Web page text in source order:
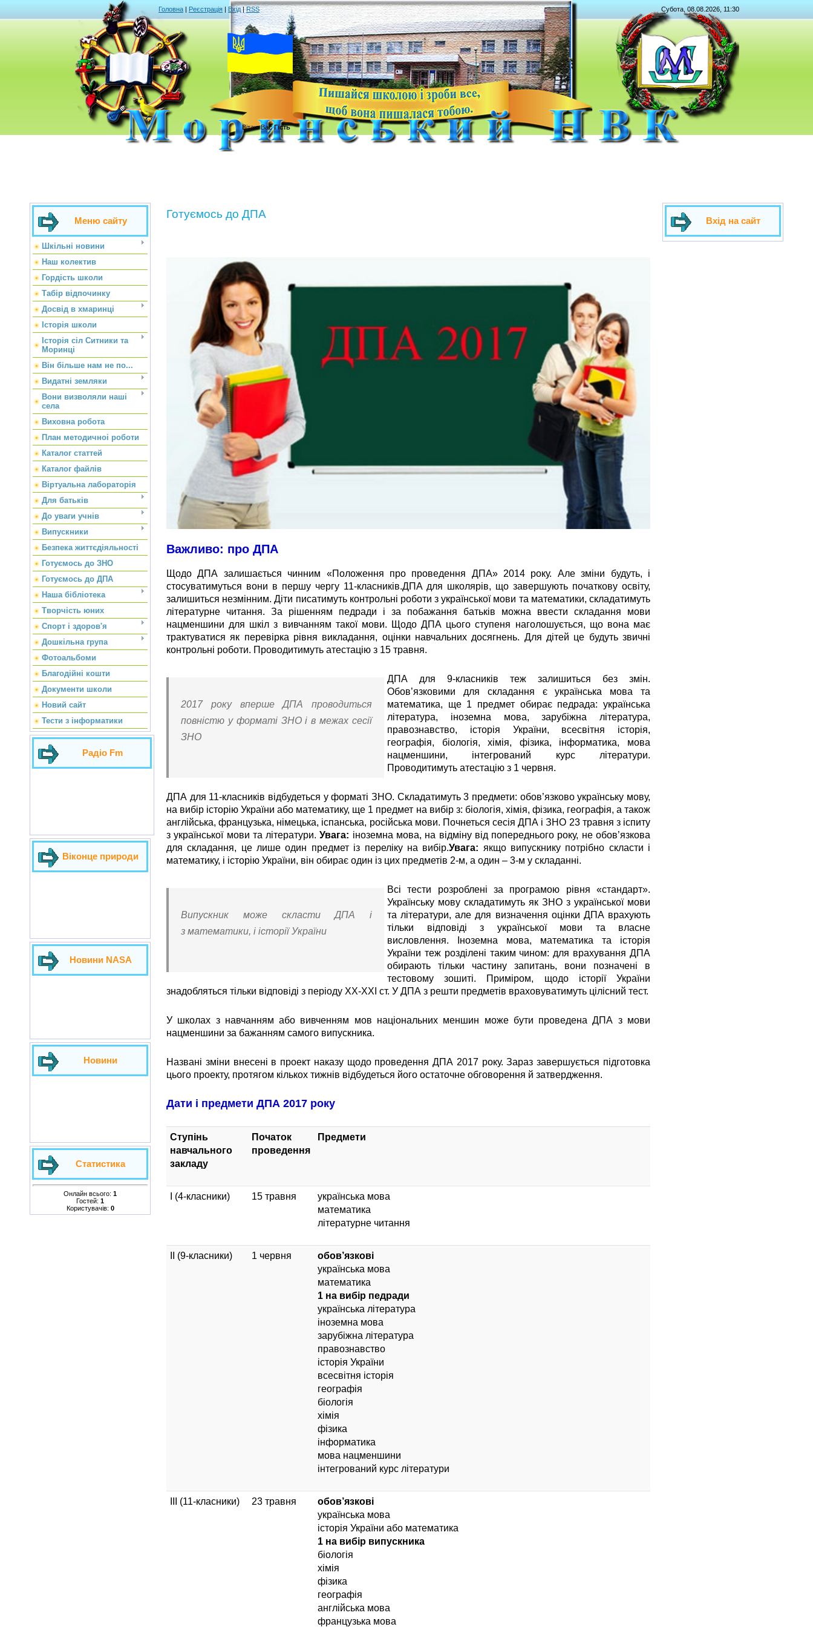
Головна | Реєстрація | Вхід| RSS Субота, 08.08.2026, 11:30
Вітаю Вас Гість
Меню сайту
Шкільні новини
Наш колектив
Гордість школи
Табір відпочинку
Досвід в хмаринці
Історія школи
Історія сіл Ситники та
Моринці
Він більше нам не по...
Видатні земляки
Вони визволяли наші
села
Виховна робота
План методичноі роботи
Каталог статтей
Каталог файлів
Віртуальна лабораторія
Для батьків
До уваги учнів
Випускники
Безпека життєдіяльності
Готуємось до ЗНО
Готуємось до ДПА
Наша бібліотека
Творчість юних
Спорт і здоров'я
Дошкільна група
Фотоальбоми
Благодійні кошти
Документи школи
Новий сайт
Тести з інформатики
Радіо Fm
Віконце природи
Новини NASA
Новини
Статистика
Онлайн всього: 1
Гостей: 1
Користувачів: 0
Готуємось до ДПА
Важливо: про ДПА
Щодо ДПА залишається чинним «Положення про проведення ДПА» 2014 року. Але зміни будуть, і
стосуватимуться вони в першу чергу 11-класників.ДПА для школярів, що завершують початкову освіту,
залишиться незмінним. Діти писатимуть контрольні роботи з української мови та математики, складатимуть
літературне читання. За рішенням педради і за побажання батьків можна ввести складання мови
нацменшини для шкіл з вивчанням такої мови. Щодо ДПА цього ступеня наголошується, що вона має
трактуватися як перевірка рівня викладання, оцінки навчальних досягнень. Для дітей це будуть звичні
контрольні роботи. Проводитимуть атестацію з 15 травня.
2017 року вперше ДПА проводиться
повністю у форматі ЗНО і в межах сесії
ЗНО
ДПА для 9-класників теж залишиться без змін.
Обов’язковими для складання є українська мова та
математика, ще 1 предмет обирає педрада: українська
література, іноземна мова, зарубіжна література,
правознавство, історія України, всесвітня історія,
географія, біологія, хімія, фізика, інформатика, мова
нацменшини, інтегрований курс літератури.
Проводитимуть атестацію з 1 червня.
ДПА для 11-класників відбудеться у форматі ЗНО. Складатимуть 3 предмети: обов’язково українську мову,
на вибір історію України або математику, ще 1 предмет на вибір з: біологія, хімія, фізика, географія, а також
англійська, французька, німецька, іспанська, російська мови. Почнеться сесія ДПА і ЗНО 23 травня з іспиту
з української мови та літератури.Увага: іноземна мова, на відміну від попереднього року, не обов’язкова
для складання, це лише один предмет із переліку на вибір.Увага: якщо випускнику потрібно скласти і
математику, і історію України, він обирає один із цих предметів 2­‑м, а один – 3‑м у складанні.
Випускник може скласти ДПА і
з математики, і історії України
Всі тести розроблені за програмою рівня «стандарт».
Українську мову складатимуть як ЗНО з української мови
та літератури, але для визначення оцінки ДПА врахують
тільки відповіді з української мови та власне
висловлення. Іноземна мова, математика та історія
України теж розділені таким чином: для врахування ДПА
обирають тільки частину запитань, вони позначені в
тестовому зошиті. Приміром, щодо історії України
знадобляться тільки відповіді з періоду XX-XXI ст. У ДПА з решти предметів враховуватимуть цілісний тест.
У школах з навчанням або вивченням мов національних меншин може бути проведена ДПА з мови
нацменшини за бажанням самого випускника.
Названі зміни внесені в проект наказу щодо проведення ДПА 2017 року. Зараз завершується підготовка
цього проекту, протягом кількох тижнів відбудеться його остаточне обговорення й затвердження.
Дати і предмети ДПА 2017 року
Ступінь
навчального
закладу
Початок
проведення
Предмети
I (4-класники) 15 травня
українська мова
математика
літературне читання
II (9-класники) 1 червня
обов’язкові
українська мова
математика
1 на вибір педради
українська література
іноземна мова
зарубіжна література
правознавство
історія України
всесвітня історія
географія
біологія
хімія
фізика
інформатика
мова нацменшини
інтегрований курс літератури
III (11-класники) 23 травня
обов’язкові
українська мова
історія України або математика
1 на вибір випускника
біологія
хімія
фізика
географія
англійська мова
французька мова
Вхід на сайт